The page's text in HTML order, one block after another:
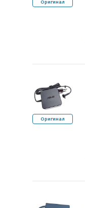
Оригинал
Оригинал